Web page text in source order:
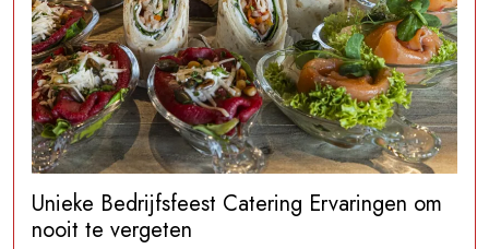
Unieke Bedrijfsfeest Catering Ervaringen om
nooit te vergeten